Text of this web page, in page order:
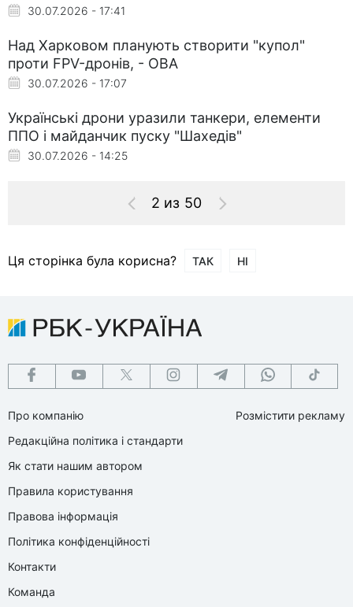
30.07.2026 - 17:41
Над Харковом планують створити "купол"
проти FPV-дронів, - ОВА
30.07.2026 - 17:07
Українські дрони уразили танкери, елементи
ППО і майданчик пуску "Шахедів"
30.07.2026 - 14:25
2 из 50
Ця сторінка була корисна? ТАК НІ
Про компанію
Редакційна політика і стандарти
Як стати нашим автором
Правила користування
Правова інформація
Політика конфіденційності
Контакти
Команда
Розмістити рекламу